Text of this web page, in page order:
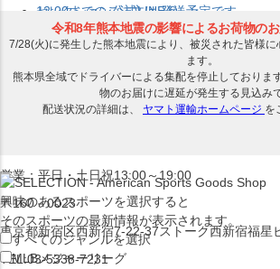
セレクション公式LINE@
営業：平日・土日祝13:00～19:00
〒160－0023
東京都新宿区西新宿7-22-37ストーク西新宿福星
TEL:03-5338-7231
12:00までのご注文は発送予定です。
在庫品は 1-3営業日内で発送!! ※お取寄せ
興味のあるスポーツを選択すると
そのスポーツの最新情報が表示されます。
すべてのジャンルを選択
MLBメジャーリーグ